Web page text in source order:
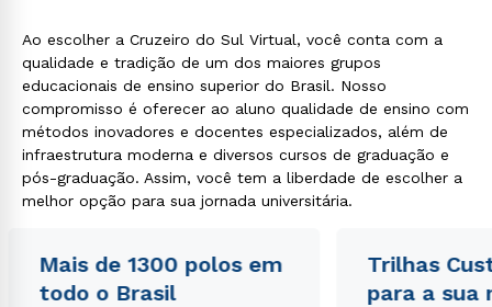
Ao escolher a Cruzeiro do Sul Virtual, você conta com a
qualidade e tradição de um dos maiores grupos
educacionais de ensino superior do Brasil. Nosso
compromisso é oferecer ao aluno qualidade de ensino com
métodos inovadores e docentes especializados, além de
infraestrutura moderna e diversos cursos de graduação e
pós-graduação. Assim, você tem a liberdade de escolher a
melhor opção para sua jornada universitária.
Mais de 1300 polos em
todo o Brasil
Trilhas
para a sua